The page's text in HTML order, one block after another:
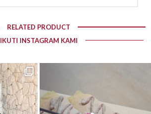
RELATED PRODUCT
IKUTI INSTAGRAM KAMI